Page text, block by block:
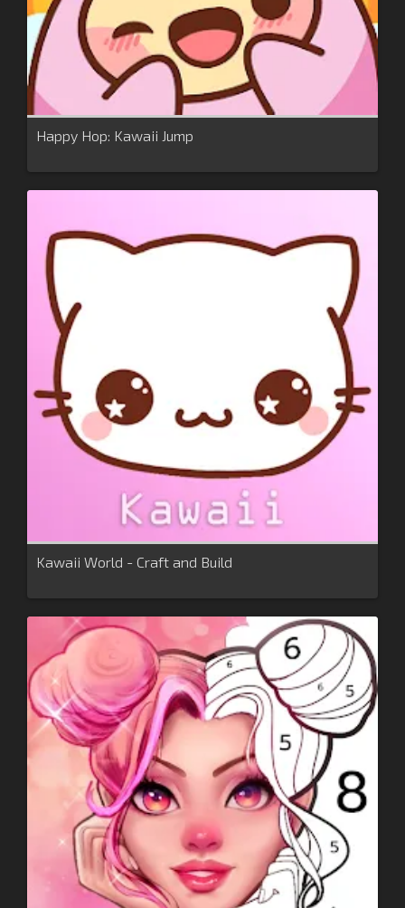
Happy Hop: Kawaii Jump
Kawaii World - Craft and Build